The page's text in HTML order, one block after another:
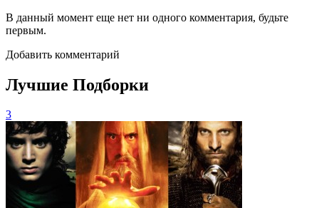
В данный момент еще нет ни одного комментария, будьте
первым.
Добавить комментарий
Лучшие Подборки
3